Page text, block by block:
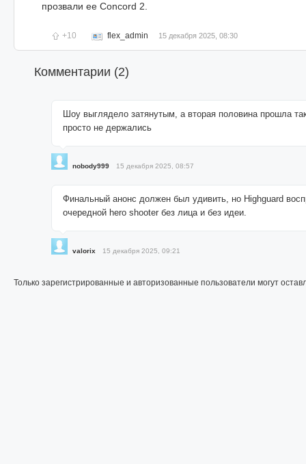
прозвали ее Concord 2.
+10 flex_admin 15 декабря 2025, 08:30
Комментарии (2)
Шоу выглядело затянутым, а вторая половина прошла
просто не держались
nobody999 15 декабря 2025, 08:57
Финальный анонс должен был удивить, но Highguard
очередной hero shooter без лица и без идеи.
valorix 15 декабря 2025, 09:21
Только зарегистрированные и авторизованные пользователи могут